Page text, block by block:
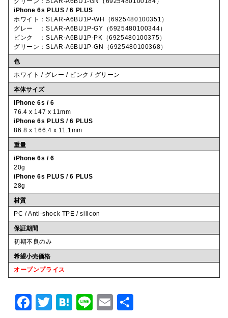
iPhone 6s PLUS / 6 PLUS
ホワイト：SLAR-A6BU1P-WH（6925480100351）
グレー ：SLAR-A6BU1P-GY（6925480100344）
ピンク ：SLAR-A6BU1P-PK（6925480100375）
グリーン：SLAR-A6BU1P-GN（6925480100368）
色
ホワイト / グレー / ピンク / グリーン
本体サイズ
iPhone 6s / 6
76.4 x 147 x 11mm
iPhone 6s PLUS / 6 PLUS
86.8 x 166.4 x 11.1mm
重量
iPhone 6s / 6
20g
iPhone 6s PLUS / 6 PLUS
28g
材質
PC / Anti-shock TPE / silicon
保証期間
初期不良のみ
希望小売価格
オープンプライス
F
T
H
Li
E